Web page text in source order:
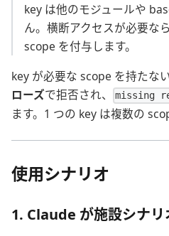
key は他のモジュールや
ん。横断アクセスが必要な
scope を付与します。
key が必要な scope を持たな
ローズで拒否され、 missing
ます。1 つの key は複数の
使用シナリオ
1. Claude が施設シナリ